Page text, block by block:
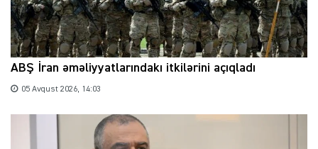
ABŞ İran əməliyyatlarındakı itkilərini açıqladı
05 Avqust 2026, 14:03